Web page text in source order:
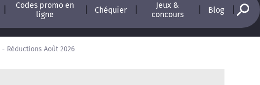
Codes promo en
ligne
Chéquier
Jeux &
concours
Blog
Réductions Août 2026